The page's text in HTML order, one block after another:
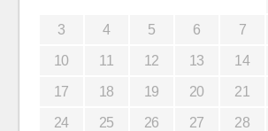
3 4 5 6 7
10 11 12 13 14
17 18 19 20 21
24 25 26 27 28